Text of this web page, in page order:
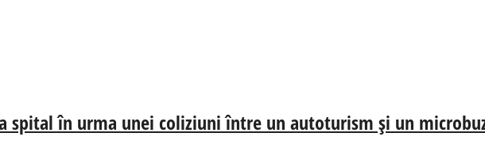
spital în urma unei coliziuni între un autoturism și un